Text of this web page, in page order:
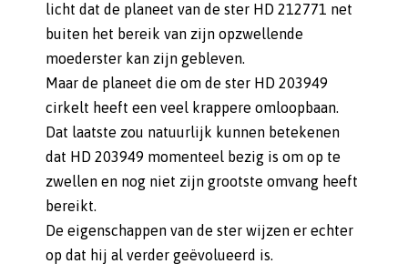
licht dat de planeet van de ster HD 212771 net
buiten het bereik van zijn opzwellende
moederster kan zijn gebleven.
Maar de planeet die om de ster HD 203949
cirkelt heeft een veel krappere omloopbaan.
Dat laatste zou natuurlijk kunnen betekenen
dat HD 203949 momenteel bezig is om op te
zwellen en nog niet zijn grootste omvang heeft
bereikt.
De eigenschappen van de ster wijzen er echter
op dat hij al verder geëvolueerd is.